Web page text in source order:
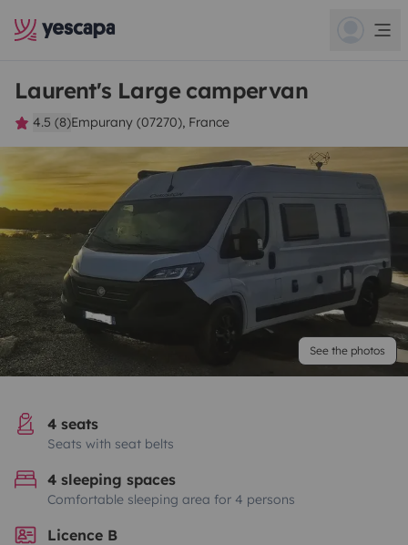
Laurent's Large campervan
4.5 (8)Empurany (07270), France
See the photos
4 seats
Seats with seat belts
4 sleeping spaces
Comfortable sleeping area for 4 persons
Licence B